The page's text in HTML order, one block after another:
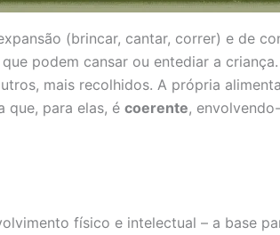
(brincar, cantar, correr) e de
podem cansar ou entediar a
mais recolhidos. A própria
que, para elas, é coerente,
físico e intelectual – a base